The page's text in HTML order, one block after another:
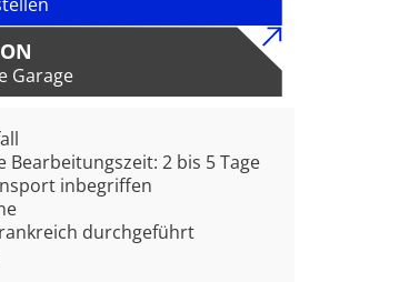
Garage
2 bis 5 Tage
inbegriffen
durchgeführt